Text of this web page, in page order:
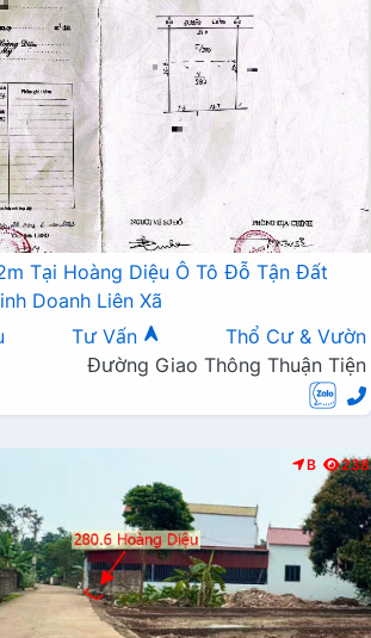
Tại Hoàng Diệu Ô Tô Đỗ Tận Đất
Doanh Liên Xã
Tư Vấn
Thổ Cư & Vườn
Đường Giao Thông Thuận Tiện
B 238